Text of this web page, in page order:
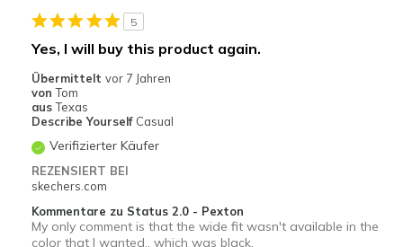
Geeignete Verwendung
Going Out
Travel
Width
Feels true to width
Sizing
Feels true to size
5
Yes, I will buy this product again.
Übermittelt vor 7 Jahren
von Tom
aus Texas
Describe Yourself Casual
Verifizierter Käufer
REZENSIERT BEI
skechers.com
Kommentare zu Status 2.0 - Pexton
My only comment is that the wide fit wasn't available in the
color that I wanted., which was black.